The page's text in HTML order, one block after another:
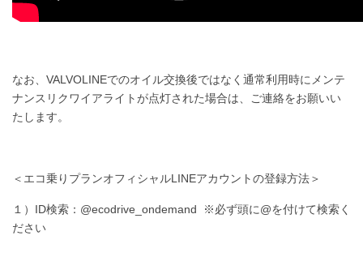
なお、VALVOLINEでのオイル交換後ではなく通常利用時にメンテ
ナンスリクワイアライトが点灯された場合は、ご連絡をお願いい
たします。
＜エコ乗りプランオフィシャルLINEアカウントの登録方法＞
１）ID検索：@ecodrive_ondemand ※必ず頭に@を付けて検索く
ださい